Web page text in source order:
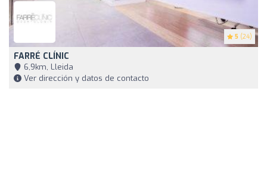
5 (24)
FARRÉ CLÍNIC
6,9km, Lleida
Ver dirección y datos de contacto